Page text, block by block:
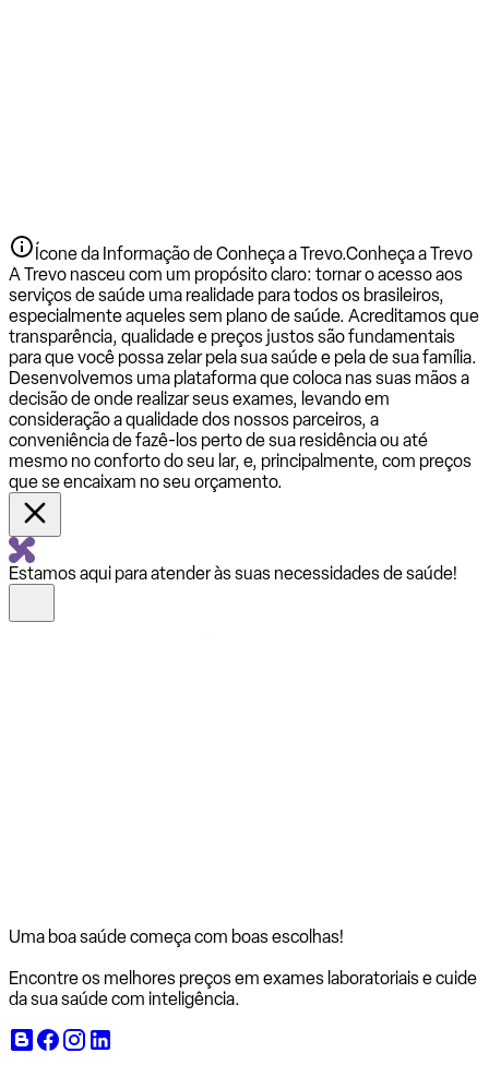
Ícone da Informação de Conheça a Trevo.Conheça a Trevo
A Trevo nasceu com um propósito claro: tornar o acesso aos
serviços de saúde uma realidade para todos os brasileiros,
especialmente aqueles sem plano de saúde. Acreditamos que
transparência, qualidade e preços justos são fundamentais
para que você possa zelar pela sua saúde e pela de sua família.
Desenvolvemos uma plataforma que coloca nas suas mãos a
decisão de onde realizar seus exames, levando em
consideração a qualidade dos nossos parceiros, a
conveniência de fazê-los perto de sua residência ou até
mesmo no conforto do seu lar, e, principalmente, com preços
que se encaixam no seu orçamento.
Estamos aqui para atender às suas necessidades de saúde!
Uma boa saúde começa com boas escolhas!
Encontre os melhores preços em exames laboratoriais e cuide
da sua saúde com inteligência.